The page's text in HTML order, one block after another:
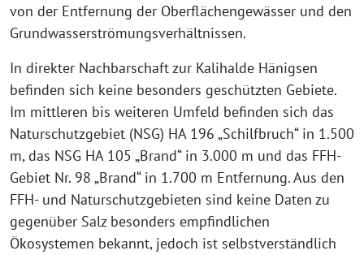
von der Entfernung der Oberflächengewässer und den
Grundwasserströmungsverhältnissen.
In direkter Nachbarschaft zur Kalihalde Hänigsen
befinden sich keine besonders geschützten Gebiete.
Im mittleren bis weiteren Umfeld befinden sich das
Naturschutzgebiet (NSG) HA 196 „Schilfbruch“ in 1.500
m, das NSG HA 105 „Brand“ in 3.000 m und das FFH-
Gebiet Nr. 98 „Brand“ in 1.700 m Entfernung. Aus den
FFH- und Naturschutzgebieten sind keine Daten zu
gegenüber Salz besonders empfindlichen
Ökosystemen bekannt, jedoch ist selbstverständlich